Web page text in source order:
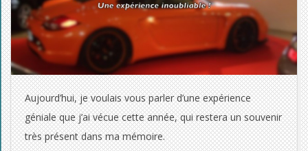
o
n
d
e
v
Aujourd’hui, je voulais vous parler d’une expérience
géniale que j’ai vécue cette année, qui restera un souvenir
très présent dans ma mémoire.